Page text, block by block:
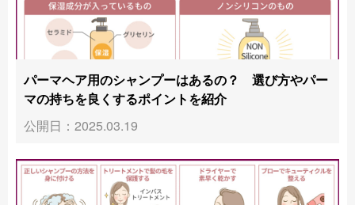
パーマヘア用のシャンプーはあるの？ 選び方やパー
マの持ちを良くするポイントを紹介
公開日：2025.03.19